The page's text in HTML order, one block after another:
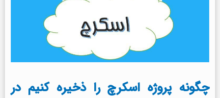
چگونه پروژه اسکرچ را ذخیره کنیم در